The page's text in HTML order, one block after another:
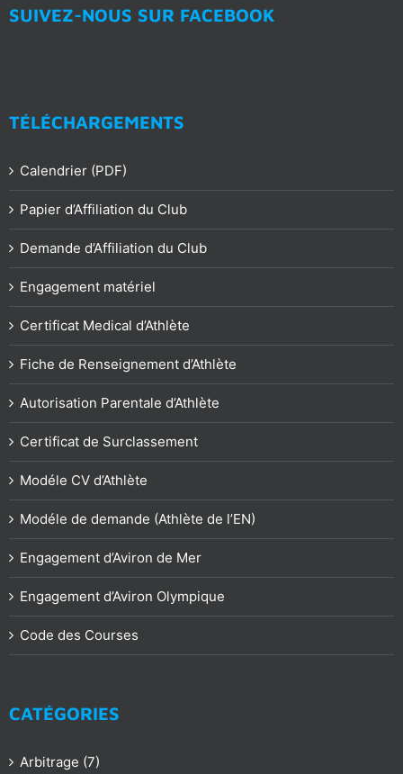
SUIVEZ-NOUS SUR FACEBOOK
TÉLÉCHARGEMENTS
Calendrier (PDF)
Papier d’Affiliation du Club
Demande d’Affiliation du Club
Engagement matériel
Certificat Medical d’Athlète
Fiche de Renseignement d’Athlète
Autorisation Parentale d’Athlète
Certificat de Surclassement
Modéle CV d’Athlète
Modéle de demande (Athlète de l’EN)
Engagement d’Aviron de Mer
Engagement d’Aviron Olympique
Code des Courses
CATÉGORIES
Arbitrage (7)